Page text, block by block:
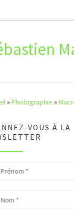
»Photographie »
VOUS À LA